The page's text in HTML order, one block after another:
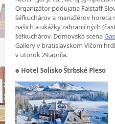
Organizátor podujatia Falstaff
šéfkuchárov a manažérov horeca
našich a ukážky zahraničných
šéfkuchárov. Domovská scéna
Gallery v bratislavskom Vlčom
v utorok 29.apríla.
♣ Hotel Solisko Štrbské Pleso